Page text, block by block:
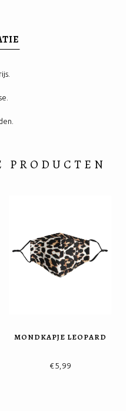
PRODUCTEN
MONDKAPJE LEOPARD
€5,99